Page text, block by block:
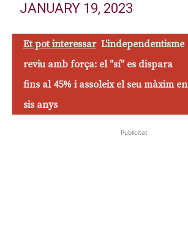
JANUARY 19, 2023
Et pot interessar L'independentisme
reviu amb força: el "sí" es dispara
fins al 45% i assoleix el seu màxim en
sis anys
Publicitat